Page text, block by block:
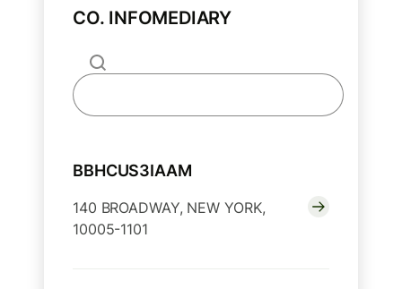
CO. INFOMEDIARY
BBHCUS3IAAM
140 BROADWAY, NEW YORK,
10005-1101